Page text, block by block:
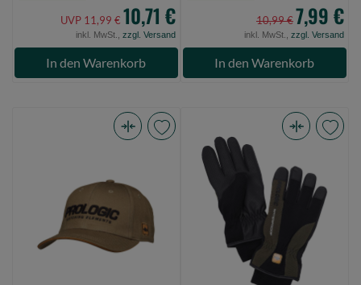
UVP 11,99 € 10,71 €
inkl. MwSt., zzgl. Versand
In den Warenkorb
10,99 €7,99 €
inkl. MwSt., zzgl. Versand
In den Warenkorb
Prologic
Winter
Waterproof
Green/Black